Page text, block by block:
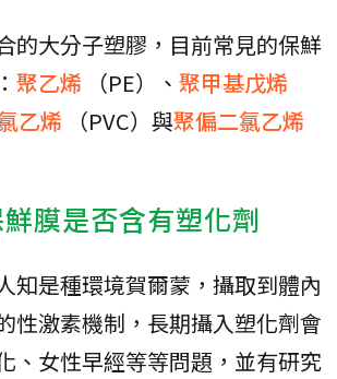
的大分子塑膠，目前常見的保鮮
聚乙烯 （PE）、 聚甲基戊烯
乙烯 （PVC）與聚偏二氯乙烯
膜是否含有塑化劑
知是種環境賀爾蒙，攝取到體內
性激素機制，長期攝入塑化劑會
、女性早經等等問題，並有研究